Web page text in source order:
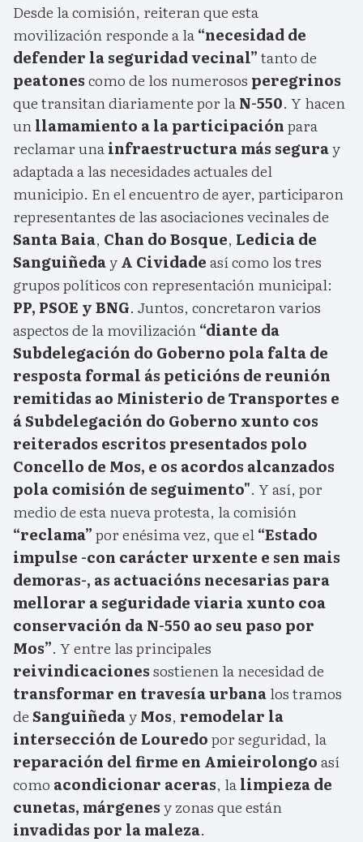
Desde la comisión, reiteran que esta
movilización responde a la“necesidad de
defender la seguridad vecinal”tanto de
peatonescomo de los numerosos peregrinos
que transitan diariamente por laN-550. Y hacen
unllamamiento a la participaciónpara
reclamar unainfraestructura más seguray
adaptada a las necesidades actuales del
municipio. En el encuentro de ayer, participaron
representantes de las asociaciones vecinales de
Santa Baia, Chan do Bosque, Ledicia de
SanguiñedayA Cividadeasí como los tres
grupos políticos con representación municipal:
PP, PSOE y BNG. Juntos, concretaron varios
aspectos de la movilización“diante da
Subdelegación do Goberno pola falta de
resposta formal ás peticións de reunión
remitidas ao Ministerio de Transportes e
á Subdelegación do Goberno xunto cos
reiterados escritos presentados polo
Concello de Mos, e os acordos alcanzados
pola comisión de seguimento". Y así, por
medio de esta nueva protesta, la comisión
“reclama”por enésima vez, que el“Estado
impulse -con carácter urxente e sen mais
demoras-, as actuacións necesarias para
mellorar a seguridade viaria xunto coa
conservación da N-550 ao seu paso por
Mos”. Y entre las principales
reivindicacionessostienen la necesidad de
transformar en travesía urbanalos tramos
deSanguiñedayMos, remodelar la
intersección de Louredopor seguridad, la
reparación del firme en Amieirolongoasí
como acondicionar aceras, lalimpieza de
cunetas, márgenesy zonas que están
invadidas por la maleza.